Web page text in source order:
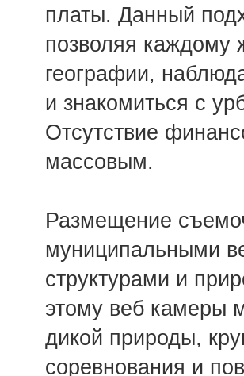
платы. Данный
позволяя каждому
географии,
и знакомиться с
Отсутствие
массовым.
Размещение
муниципальными
структурами и
этому веб камеры
дикой природы,
соревнования и